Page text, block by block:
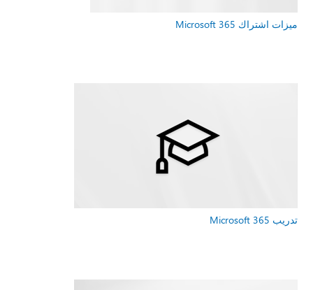
ميزات اشتراك Microsoft 365
تدريب Microsoft 365